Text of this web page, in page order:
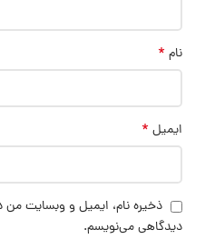
نام *
ایمیل *
ذخیره نام، ایمیل و وبسایت من
دیدگاهی می‌نویسم.